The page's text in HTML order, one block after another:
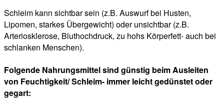
Schleim kann sichtbar sein (z.B. Auswurf bei Husten,
Lipomen, starkes Übergewicht) oder unsichtbar (z.B.
Arteriosklerose, Bluthochdruck, zu hohs Körperfett- auch bei
schlanken Menschen).
Folgende Nahrungsmittel sind günstig beim Ausleiten
von Feuchtigkeit/ Schleim- immer leicht gedünstet oder
gegart: